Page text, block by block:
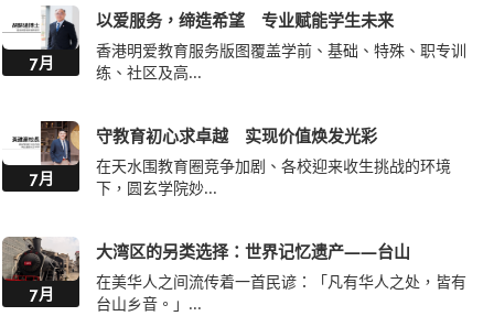
7月
以爱服务，缔造希望 专业赋能学生未来
香港明爱教育服务版图覆盖学前、基础、特殊、职专训
练、社区及高...
7月
守教育初心求卓越 实现价值焕发光彩
在天水围教育圈竞争加剧、各校迎来收生挑战的环境
下，圆玄学院妙...
7月
大湾区的另类选择：世界记忆遗产——台山
在美华人之间流传着一首民谚：「凡有华人之处，皆有
台山乡音。」...